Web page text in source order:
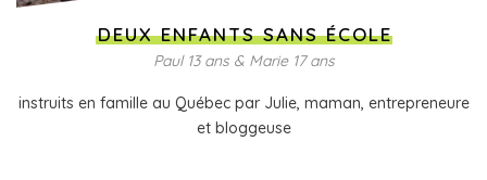
DEUX ENFANTS SANS ÉCOLE
Paul 13 ans & Marie 17 ans
instruits en famille au Québec par Julie, maman, entrepreneure
et bloggeuse